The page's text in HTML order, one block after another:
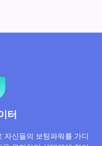
터
자신들의 보팅파워를 가디